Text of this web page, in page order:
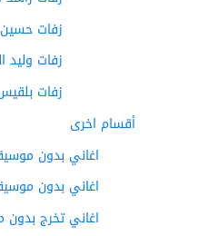
زفات حسين
زفات وليد
زفات بلقيس
أقسام اخرى
اغاني بدون
اغاني بدون
اغاني تخرج بدون